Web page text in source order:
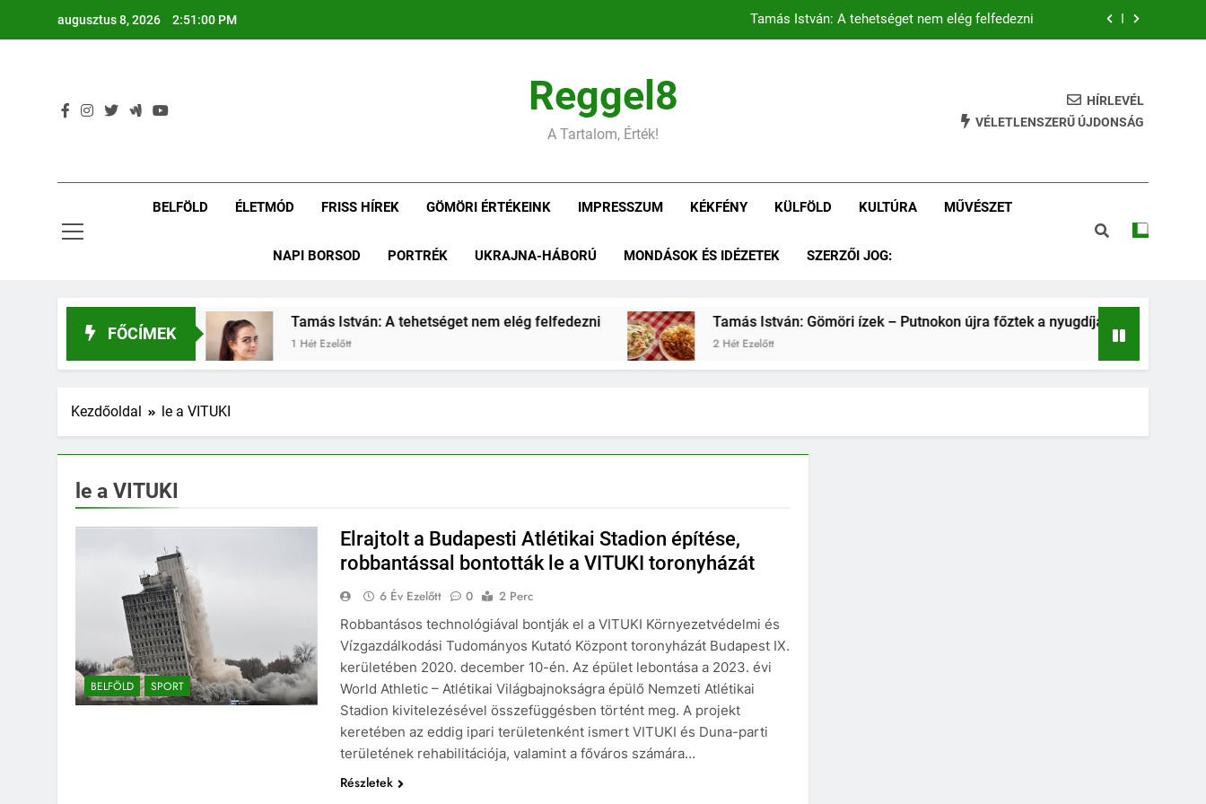
augusztus 8, 2026 2:51:00 PM Tamás István: A tehetséget nem elég felfedezni
Tamás István: Negyedszázad az alkotás és az összetartozás szolgálatában
Tamás István: Gömöri ízek – Putnokon újra főztek a nyugdíjasok
Tamás István: Negyedszázad az alkotás és az összetartozás szolgálatában
Reggel8
A Tartalom, Érték!
HÍRLEVÉL
VÉLETLENSZERŰ ÚJDONSÁG
BELFÖLD ÉLETMÓD FRISS HÍREK GÖMÖRI ÉRTÉKEINK IMPRESSZUM KÉKFÉNY KÜLFÖLD KULTÚRA MŰVÉSZET
NAPI BORSOD PORTRÉK UKRAJNA-HÁBORÚ MONDÁSOK ÉS IDÉZETEK SZERZŐI JOG:
FŐCÍMEK
Putnokról a Vasasba Tamás István: A tehetséget nem elég felfedezni
1 Hét Ezelőtt
Tamás István: Gömöri ízek – Putnokon újra főztek a nyugdíjasok
2 Hét Ezelőtt
Kezdőoldal le a VITUKI
le a VITUKI
BELFÖLD SPORT
Elrajtolt a Budapesti Atlétikai Stadion építése,
robbantással bontották le a VITUKI toronyházát
6 Év Ezelőtt 0
2 Perc
Robbantásos technológiával bontják el a VITUKI Környezetvédelmi és
Vízgazdálkodási Tudományos Kutató Központ toronyházát Budapest IX.
kerületében 2020. december 10-én. Az épület lebontása a 2023. évi
World Athletic – Atlétikai Világbajnokságra épülő Nemzeti Atlétikai
Stadion kivitelezésével összefüggésben történt meg. A projekt
keretében az eddig ipari területenként ismert VITUKI és Duna-parti
területének rehabilitációja, valamint a főváros számára…
Részletek